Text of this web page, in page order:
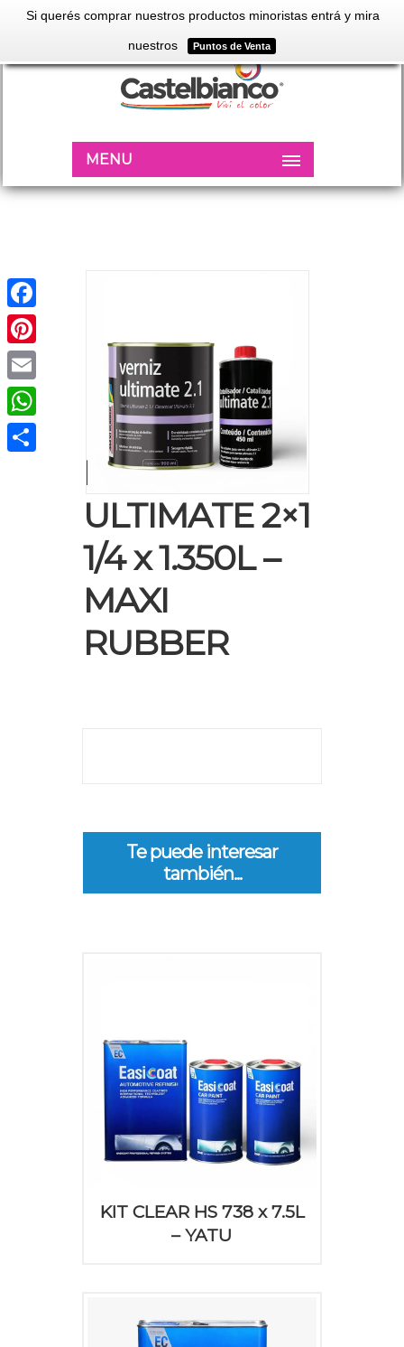
Si querés comprar nuestros productos minoristas entrá y mira
nuestros Puntos de Venta
MENU
KIT VERNIZ
ULTIMATE 2×1
1/4 x 1.350L –
MAXI
RUBBER
Te puede interesar
también...
KIT CLEAR HS 738 x 7.5L
– YATU
Facebook
Pinterest
Email
WhatsApp